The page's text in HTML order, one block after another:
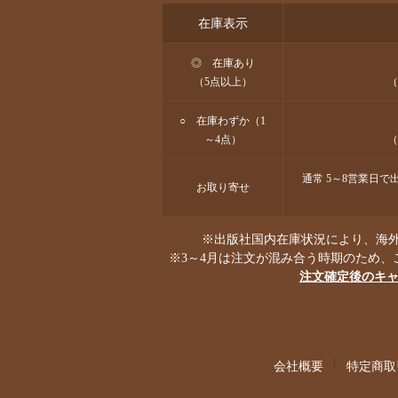
在庫表示
◎ 在庫あり
（5点以上）
○ 在庫わずか（1
～4点）
お取り寄せ
通常 5～8営業日で
※出版社国内在庫状況により、海
※3～4月は注文が混み合う時期のため、
注文確定後のキ
会社概要 特定商